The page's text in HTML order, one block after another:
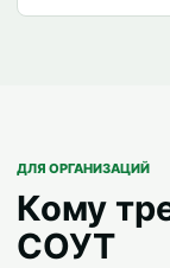
ДЛЯ ОРГАНИЗАЦИЙ
Кому
СОУТ